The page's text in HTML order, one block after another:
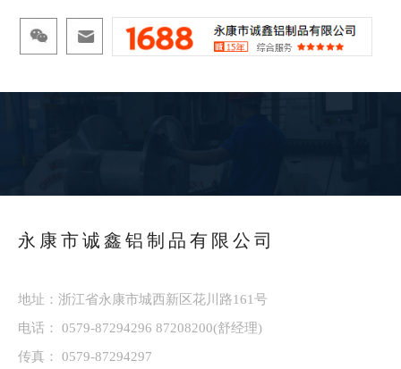
永康市诚鑫铝制品有限公司
地址：浙江省永康市城西新区花川路161号
电话： 0579-87294296 87208200(舒经理)
传真： 0579-87294297